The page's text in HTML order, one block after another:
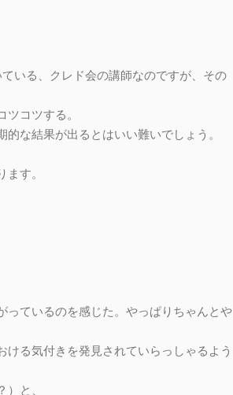
いる、クレド会の講師なのですが、その
コツする。
な結果が出るとはいい難いでしょう。
す。
っているのを感じた。やっぱりちゃんとや
る気付きを発見されていらっしゃるよう
と、